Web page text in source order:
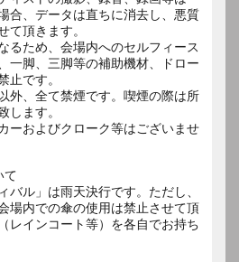
合、データは直ちに消去し、悪質
て頂きます。
るため、会場内へのセルフィース
一脚、三脚等の補助機材、ドロー
止です。
外、全て禁煙です。喫煙の際は所
します。
ーおよびクローク等はございませ
て
バル」は雨天決行です。ただし、
場内での傘の使用は禁止させて頂
レインコート等）を各自でお持ち